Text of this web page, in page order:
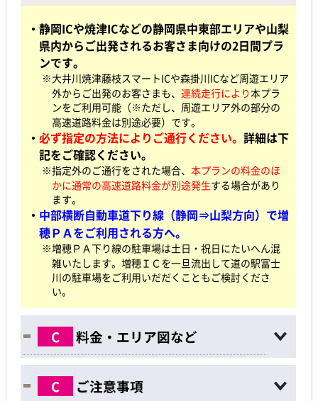
・静岡ICや焼津ICなどの静岡県中東部エリアや山梨
県内からご出発されるお客さま向けの2日間プラ
ンです。
※大井川焼津藤枝スマートICや森掛川ICなど周遊エリア
外からご出発のお客さまも、 連続走行により本プラ
ンをご利用可能（※ただし、周遊エリア外の部分の
高速道路料金は別途必要）です。
・ 必ず指定の方法によりご通行ください。 詳細は下
記をご確認ください。
※指定外のご通行をされた場合、 本プランの料金のほ
かに通常の高速道路料金が別途発生する場合があり
ます。
・ 中部横断自動車道下り線（静岡⇒山梨方向）で増
穂ＰＡをご利用される方へ。
※増穂ＰＡ下り線の駐車場は土日・祝日にたいへん混
雑いたします。増穂ＩＣを一旦流出して道の駅富士
川の駐車場をご利用いだだくこともご検討くださ
い。
C 料金・エリア図など
C ご注意事項